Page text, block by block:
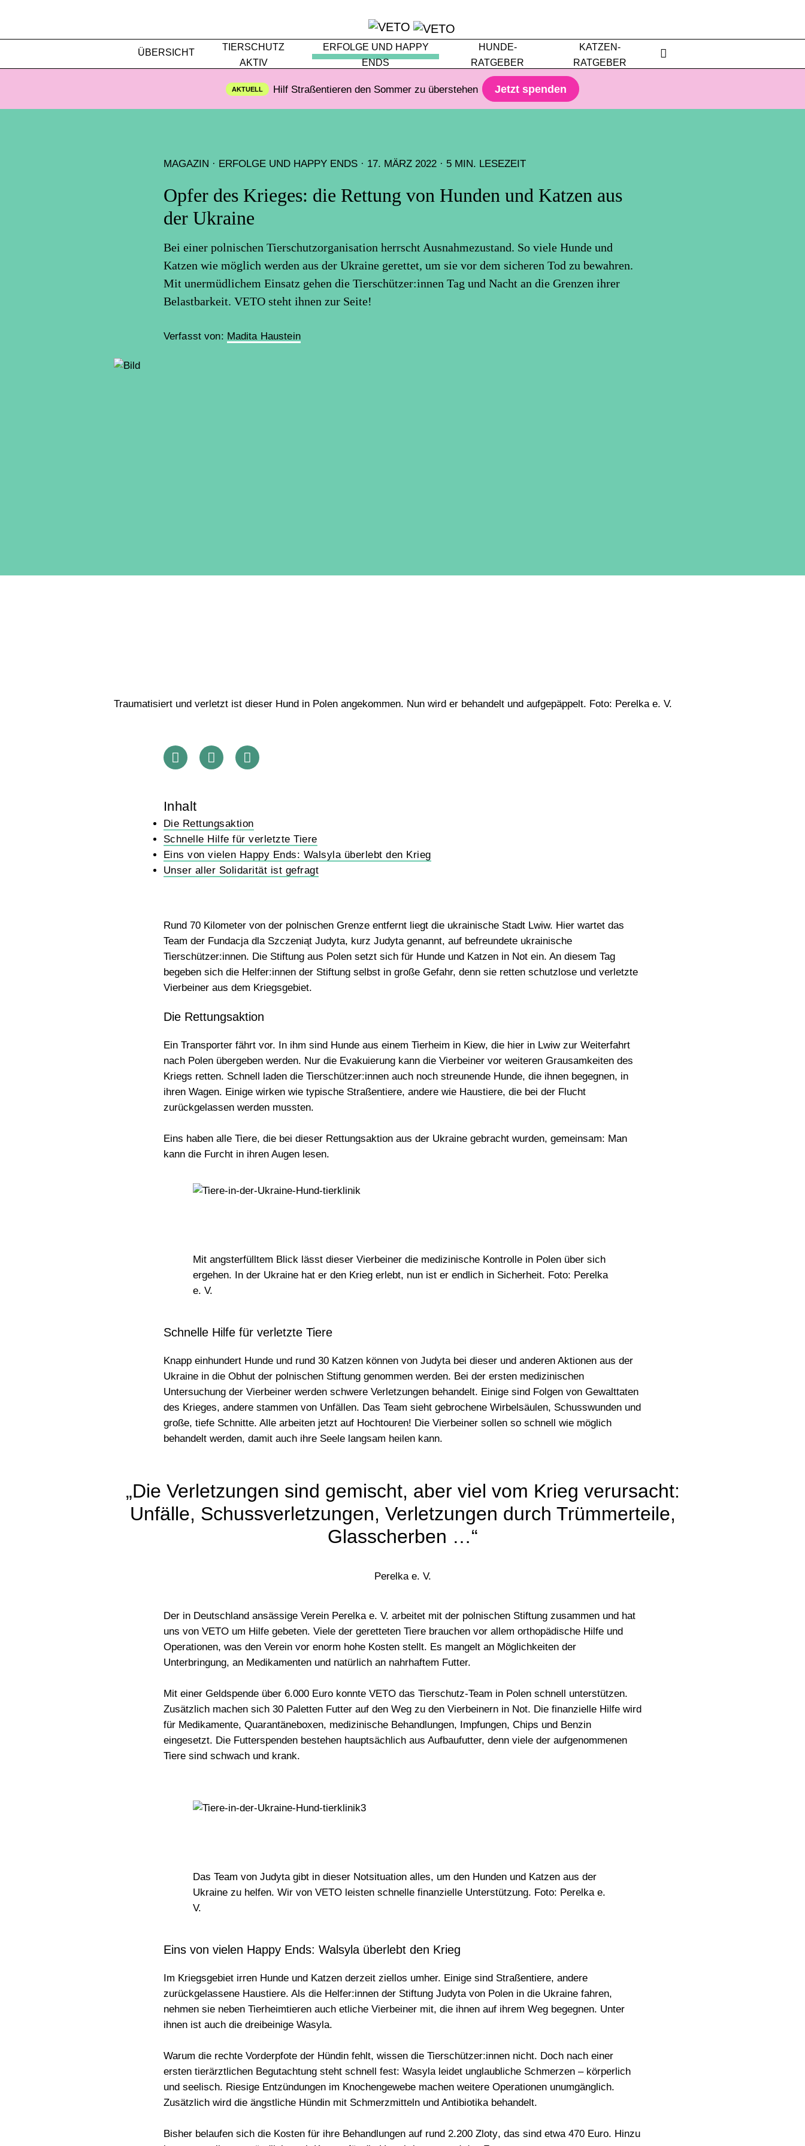
ÜBERSICHT
TIERSCHUTZ
AKTIV
ERFOLGE UND HAPPY
ENDS
HUNDE-
RATGEBER
KATZEN-
RATGEBER
AKTUELL Hilf Straßentieren den Sommer zu überstehen Jetzt spenden
MAGAZIN · ERFOLGE UND HAPPY ENDS· 17. MÄRZ 2022 · 5 MIN. LESEZEIT
Opfer des Krieges: die Rettung von Hunden und Katzen aus
der Ukraine
Bei einer polnischen Tierschutzorganisation herrscht Ausnahmezustand. So viele Hunde und
Katzen wie möglich werden aus der Ukraine gerettet, um sie vor dem sicheren Tod zu bewahren.
Mit unermüdlichem Einsatz gehen die Tierschützer:innen Tag und Nacht an die Grenzen ihrer
Belastbarkeit. VETO steht ihnen zur Seite!
Verfasst von: Madita Haustein
Traumatisiert und verletzt ist dieser Hund in Polen angekommen. Nun wird er behandelt und aufgepäppelt. Foto: Perelka e. V.
Inhalt
Die Rettungsaktion
Schnelle Hilfe für verletzte Tiere
Eins von vielen Happy Ends: Walsyla überlebt den Krieg
Unser aller Solidarität ist gefragt
Rund 70 Kilometer von der polnischen Grenze entfernt liegt die ukrainische Stadt Lwiw. Hier wartet das
Team der Fundacja dla Szczeniąt Judyta, kurz Judyta genannt, auf befreundete ukrainische
Tierschützer:innen. Die Stiftung aus Polen setzt sich für Hunde und Katzen in Not ein. An diesem Tag
begeben sich die Helfer:innen der Stiftung selbst in große Gefahr, denn sie retten schutzlose und verletzte
Vierbeiner aus dem Kriegsgebiet.
Die Rettungsaktion
Ein Transporter fährt vor. In ihm sind Hunde aus einem Tierheim in Kiew, die hier in Lwiw zur Weiterfahrt
nach Polen übergeben werden. Nur die Evakuierung kann die Vierbeiner vor weiteren Grausamkeiten des
Kriegs retten. Schnell laden die Tierschützer:innen auch noch streunende Hunde, die ihnen begegnen, in
ihren Wagen. Einige wirken wie typische Straßentiere, andere wie Haustiere, die bei der Flucht
zurückgelassen werden mussten.
Eins haben alle Tiere, die bei dieser Rettungsaktion aus der Ukraine gebracht wurden, gemeinsam: Man
kann die Furcht in ihren Augenlesen.
Mit angsterfülltem Blick lässt dieser Vierbeiner die medizinische Kontrolle in Polen über sich
ergehen. In der Ukraine hat er den Krieg erlebt, nun ist er endlich in Sicherheit. Foto: Perelka
e. V.
Schnelle Hilfe für verletzte Tiere
Knapp einhundert Hunde und rund 30 Katzenkönnen von Judyta bei dieser und anderen Aktionen aus der
Ukraine in die Obhut der polnischen Stiftung genommen werden. Bei der ersten medizinischen
Untersuchung der Vierbeiner werden schwere Verletzungen behandelt. Einige sind Folgen von Gewalttaten
des Krieges, andere stammen von Unfällen. Das Team sieht gebrochene Wirbelsäulen, Schusswunden und
große, tiefe Schnitte. Alle arbeiten jetzt auf Hochtouren! Die Vierbeiner sollen so schnell wie möglich
behandelt werden, damit auch ihre Seele langsam heilen kann.
„Die Verletzungen sind gemischt, aber viel vom Krieg verursacht:
Unfälle, Schussverletzungen, Verletzungen durch Trümmerteile,
Glasscherben …“
Perelka e. V.
Der in Deutschland ansässige Verein Perelka e. V. arbeitet mit der polnischen Stiftung zusammen und hat
uns von VETO um Hilfe gebeten. Viele der geretteten Tiere brauchen vor allem orthopädische Hilfe und
Operationen, was den Verein vor enorm hohe Kosten stellt. Es mangelt an Möglichkeiten der
Unterbringung, an Medikamenten und natürlich an nahrhaftem Futter.
Mit einer Geldspende über 6.000 Euro konnte VETO das Tierschutz-Team in Polen schnell unterstützen.
Zusätzlich machen sich30 Paletten Futterauf den Weg zu den Vierbeinern in Not. Die finanzielle Hilfe wird
für Medikamente, Quarantäneboxen, medizinische Behandlungen, Impfungen, Chips und Benzin
eingesetzt. Die Futterspenden bestehen hauptsächlich aus Aufbaufutter, denn viele der aufgenommenen
Tiere sind schwach und krank.
Das Team von Judyta gibt in dieser Notsituation alles, um den Hunden und Katzen aus der
Ukraine zu helfen. Wir von VETO leisten schnelle finanzielle Unterstützung. Foto: Perelka e.
V.
Eins von vielen Happy Ends: Walsyla überlebt den Krieg
Im Kriegsgebiet irren Hunde und Katzen derzeit ziellos umher. Einige sind Straßentiere, andere
zurückgelassene Haustiere. Als die Helfer:innen der Stiftung Judyta von Polen in die Ukraine fahren,
nehmen sie neben Tierheimtieren auch etliche Vierbeiner mit, die ihnen auf ihrem Weg begegnen. Unter
ihnen ist auch die dreibeinige Wasyla.
Warum die rechte Vorderpfote der Hündin fehlt, wissen die Tierschützer:innen nicht. Doch nach einer
ersten tierärztlichen Begutachtung steht schnell fest: Wasyla leidet unglaubliche Schmerzen– körperlich
und seelisch. Riesige Entzündungen im Knochengewebe machen weitere Operationen unumgänglich.
Zusätzlich wird die ängstliche Hündin mit Schmerzmitteln und Antibiotika behandelt.
Bisher belaufen sich die Kosten für ihre Behandlungen auf rund 2.200 Zloty, das sind etwa 470 Euro. Hinzu